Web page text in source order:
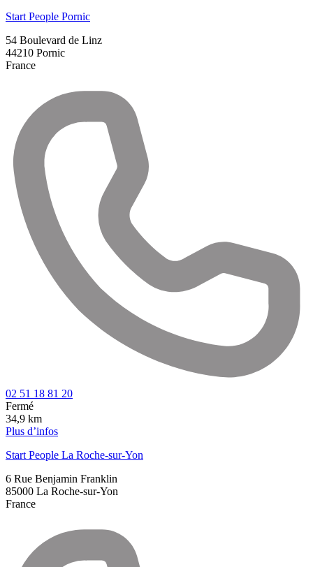
Start People Pornic
54 Boulevard de Linz
44210 Pornic
France
02 51 18 81 20
Fermé
34,9 km
Plus d’infos
Start People La Roche-sur-Yon
6 Rue Benjamin Franklin
85000 La Roche-sur-Yon
France